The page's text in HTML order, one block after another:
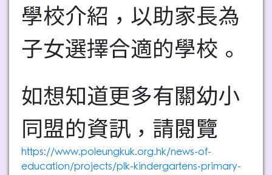
學校介紹，以助家長為
子女選擇合適的學校。
如想知道更多有關幼小
同盟的資訊，請閱覽
https://www.poleungkuk.org.hk/news-of-
education/projects/plk-kindergartens-primary-